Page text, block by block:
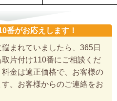
番がお応えします！
まれていましたら、365日
片付け110番にご相談くだ
金は適正価格で、お客様の
。お客様からのご連絡をお